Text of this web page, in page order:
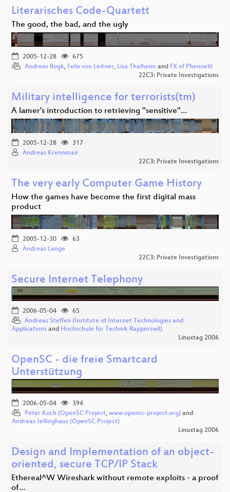
Literarisches Code-Quartett
The good, the bad, and the ugly
2005-12-28
675
Andreas Bogk, Felix von Leitner, Lisa Thalheim and FX of Phenoelit
22C3: Private Investigations
Military intelligence for terrorists(tm)
A lamer's introduction to retrieving "sensitive"…
2005-12-28
317
Andreas Krennmair
22C3: Private Investigations
The very early Computer Game History
How the games have become the first digital mass
product
2005-12-30
63
Andreas Lange
22C3: Private Investigations
Secure Internet Telephony
2006-05-04
65
Andreas Steffen (Institute of Internet Technologies and
Applications and Hochschule für Technik Rapperswil)
Linuxtag 2006
OpenSC - die freie Smartcard
Unterstützung
2006-05-04
394
Peter Koch (OpenSC Project, www.opensc-project.org) and
Andreas Jellinghaus (OpenSC Project)
Linuxtag 2006
Design and Implementation of an object-
oriented, secure TCP/IP Stack
Ethereal^W Wireshark without remote exploits - a proof
of…